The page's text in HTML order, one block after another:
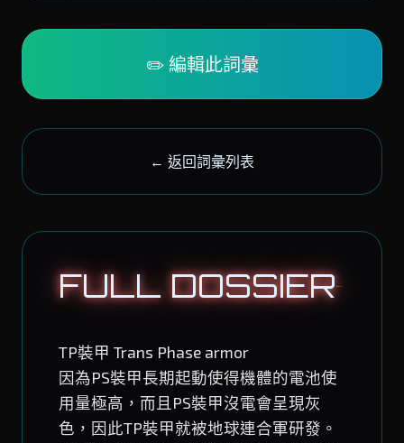
✏️ 編輯此詞彙
← 返回詞彙列表
FULL DOSSIER
TP裝甲 Trans Phase armor
因為PS裝甲長期起動使得機體的電池使
用量極高，而且PS裝甲沒電會呈現灰
色，因此TP裝甲就被地球連合軍研發。